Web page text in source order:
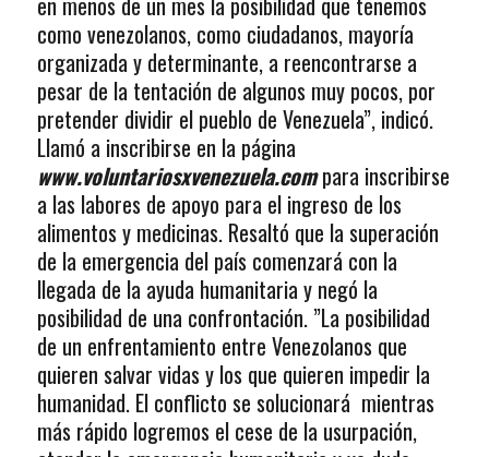
como venezolanos, como ciudadanos, mayoría
organizada y determinante, a reencontrarse a
pesar de la tentación de algunos muy pocos, por
pretender dividir el pueblo de Venezuela”, indicó.
Llamó a inscribirse en la página
www.voluntariosxvenezuela.compara inscribirse
a las labores de apoyo para el ingreso de los
alimentos y medicinas. Resaltó que la superación
de la emergencia del país comenzará con la
llegada de la ayuda humanitaria y negó la
posibilidad de una confrontación. ”La posibilidad
de un enfrentamiento entre Venezolanos que
quieren salvar vidas y los que quieren impedir la
humanidad. El conflicto se solucionará mientras
más rápido logremos el cese de la usurpación,